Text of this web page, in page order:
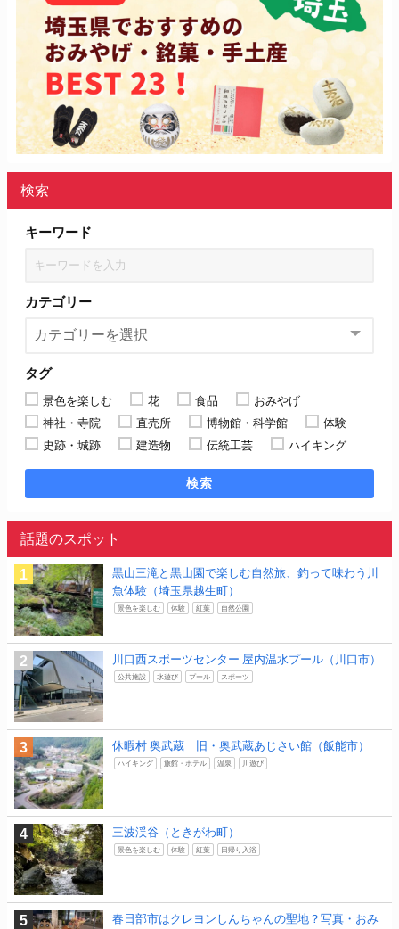
検索
キーワード
カテゴリー
タグ
景色を楽しむ 花 食品
おみやげ
神社・寺院
直売所 博物館・科学館
体験
史跡・城跡
建造物 伝統工芸 ハイキング
検索
話題のスポット
黒山三滝と黒山園で楽しむ自然旅、釣って味わう川
魚体験（埼玉県越生町）
景色を楽しむ 体験 紅葉 自然公園
川口西スポーツセンター 屋内温水プール（川口市）
公共施設 水遊び プール スポーツ
休暇村 奥武蔵 旧・奥武蔵あじさい館（飯能市）
ハイキング 旅館・ホテル 温泉 川遊び
三波渓谷（ときがわ町）
景色を楽しむ 体験 紅葉 日帰り入浴
春日部市はクレヨンしんちゃんの聖地？写真・おみ